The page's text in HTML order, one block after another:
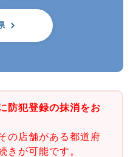
防犯登録の抹消をお
の店舗がある都道府
きが可能です。